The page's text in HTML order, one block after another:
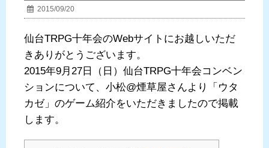
2015/09/20
仙台TRPG十年会のWebサイトにお越しいただ
きありがとうございます。
2015年9月27日（日）仙台TRPG十年会コンベン
ションについて、小松@煙草屋さんより「ウタ
カゼ」のゲーム紹介をいただきましたので掲載
します。